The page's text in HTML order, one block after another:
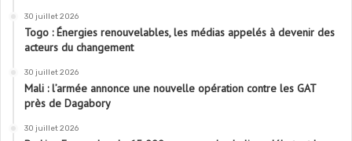
30 juillet 2026
Togo : Énergies renouvelables, les médias appelés à devenir des
acteurs du changement
30 juillet 2026
Mali : l’armée annonce une nouvelle opération contre les GAT
près de Dagabory
30 juillet 2026